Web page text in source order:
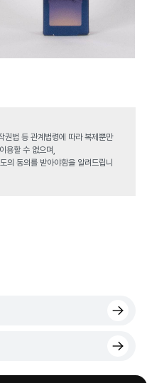
권법 등 관계법령에 따라 복제뿐만
용할 수 없으며,
의 동의를 받아야함을 알려드립니